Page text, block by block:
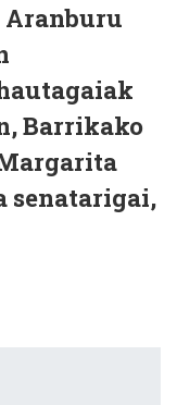
Barrikako
senatarigai,